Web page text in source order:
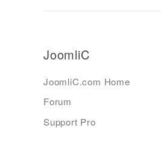
JoomliC
JoomliC.com Home
Forum
Support Pro